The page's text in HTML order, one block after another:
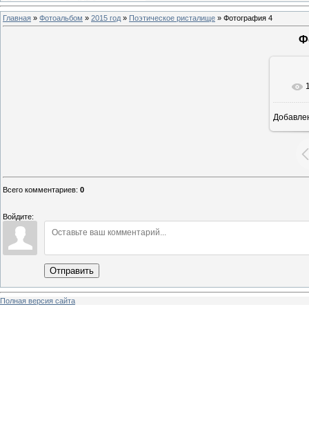
Главная » Фотоальбом » 2015 год » Поэтическое ристалище » Фотография 4
Всего комментариев: 0
Войдите:
Отправить
Полная версия сайта